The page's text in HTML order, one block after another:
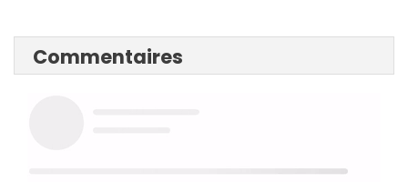
Commentaires